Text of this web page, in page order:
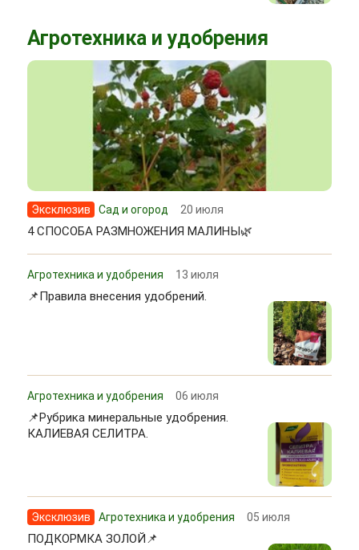
Агротехника и удобрения
Эксклюзив Сад и огород 20 июля
4 СПОСОБА РАЗМНОЖЕНИЯ МАЛИНЫ🌿
Агротехника и удобрения 13 июля
📌Правила внесения удобрений.
Агротехника и удобрения 06 июля
📌Рубрика минеральные удобрения.
КАЛИЕВАЯ СЕЛИТРА.
Эксклюзив Агротехника и удобрения 05 июля
ПОДКОРМКА ЗОЛОЙ📌